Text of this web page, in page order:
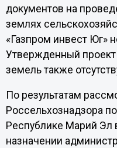
документов на
землях
«Газпром инвест Юг»
Утвержденный
земель также
По результатам
Россельхознадзора
Республике Марий Эл
назначении